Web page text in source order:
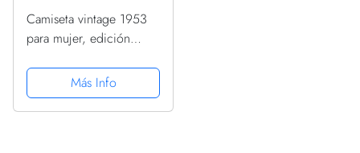
Camiseta vintage 1953
para mujer, edición
1953 Sudadera con
Capucha
Más Info